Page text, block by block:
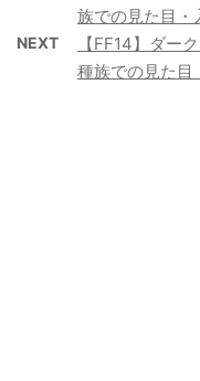
族での見た目・
NEXT
【FF14】ダー
種族での見た目